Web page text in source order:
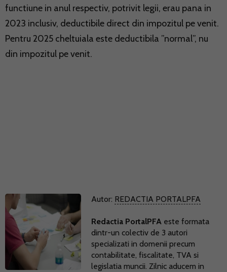
functiune in anul respectiv, potrivit legii, erau pana in
2023 inclusiv, deductibile direct din impozitul pe venit.
Pentru 2025 cheltuiala este deductibila ”normal”, nu
din impozitul pe venit.
Autor: REDACTIA PORTALPFA
Redactia PortalPFA este formata
dintr-un colectiv de 3 autori
specializati in domenii precum
contabilitate, fiscalitate, TVA si
legislatia muncii. Zilnic aducem in